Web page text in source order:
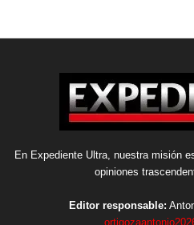
En Expediente Ultra, nuestra misión
opiniones
Editor responsable: